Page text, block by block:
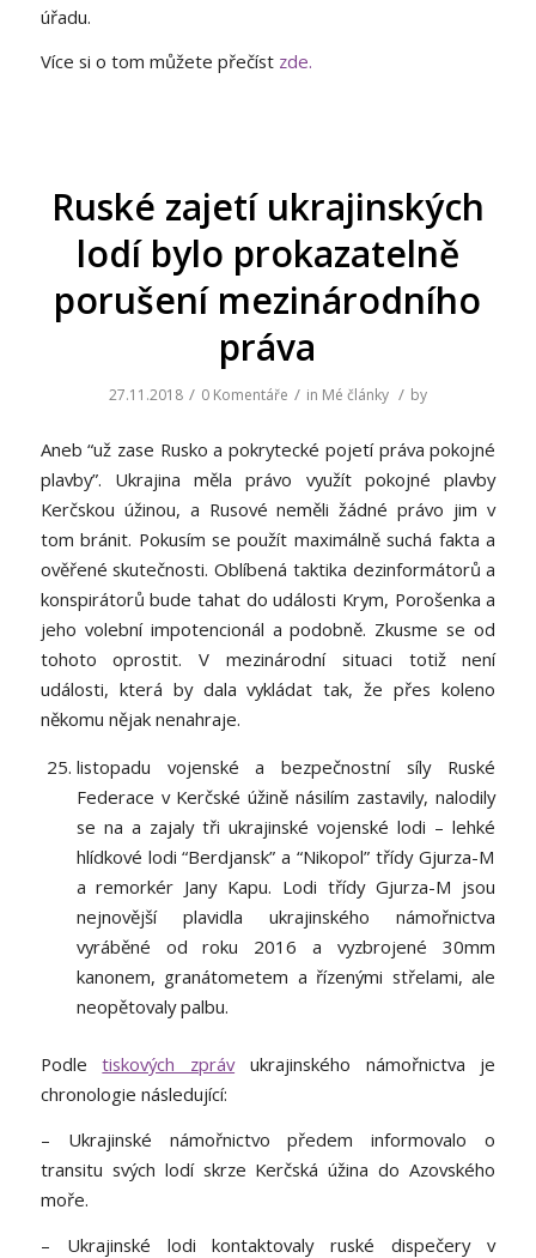
úřadu.
Více si o tom můžete přečíst zde.
Ruské zajetí ukrajinských
lodí bylo prokazatelně
porušení mezinárodního
práva
27.11.2018 / 0 Komentáře / in Mé články / by
Aneb “už zase Rusko a pokrytecké pojetí práva pokojné
plavby”. Ukrajina měla právo využít pokojné plavby
Kerčskou úžinou, a Rusové neměli žádné právo jim v
tom bránit. Pokusím se použít maximálně suchá fakta a
ověřené skutečnosti. Oblíbená taktika dezinformátorů a
konspirátorů bude tahat do události Krym, Porošenka a
jeho volební impotencionál a podobně. Zkusme se od
tohoto oprostit. V mezinárodní situaci totiž není
události, která by dala vykládat tak, že přes koleno
někomu nějak nenahraje.
listopadu vojenské a bezpečnostní síly Ruské
Federace v Kerčské úžině násilím zastavily, nalodily
se na a zajaly tři ukrajinské vojenské lodi – lehké
hlídkové lodi “Berdjansk” a “Nikopol” třídy Gjurza-M
a remorkér Jany Kapu. Lodi třídy Gjurza-M jsou
nejnovější plavidla ukrajinského námořnictva
vyráběné od roku 2016 a vyzbrojené 30mm
kanonem, granátometem a řízenými střelami, ale
neopětovaly palbu.
Podletiskových zprávukrajinského námořnictva je
chronologie následující:
– Ukrajinské námořnictvo předem informovalo o
transitu svých lodí skrze Kerčská úžina do Azovského
moře.
– Ukrajinské lodi kontaktovaly ruské dispečery v